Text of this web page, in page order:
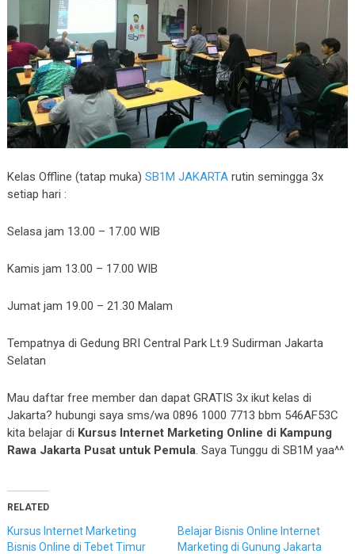
Kelas Offline (tatap muka) SB1M JAKARTA rutin semingga 3x
setiap hari :
Selasa jam 13.00 – 17.00 WIB
Kamis jam 13.00 – 17.00 WIB
Jumat jam 19.00 – 21.30 Malam
Tempatnya di Gedung BRI Central Park Lt.9 Sudirman Jakarta
Selatan
Mau daftar free member dan dapat GRATIS 3x ikut kelas di
Jakarta? hubungi saya sms/wa 0896 1000 7713 bbm 546AF53C
kita belajar di Kursus Internet Marketing Online di Kampung
Rawa Jakarta Pusat untuk Pemula. Saya Tunggu di SB1M yaa^^
RELATED
Kursus Internet Marketing
Bisnis Online di Tebet Timur
Belajar Bisnis Online Internet
Marketing di Gunung Jakarta